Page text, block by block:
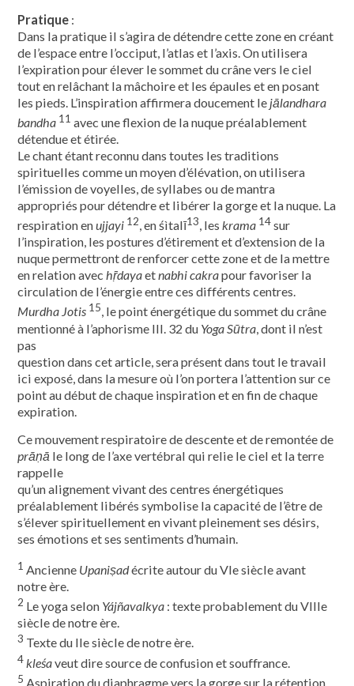
Pratique :
Dans la pratique il s’agira de détendre cette zone en créant
de l’espace entre l’occiput, l’atlas et l’axis. On utilisera
l’expiration pour élever le sommet du crâne vers le ciel
tout en relâchant la mâchoire et les épaules et en posant
les pieds. L’inspiration affirmera doucement le jālandhara
bandha 11 avec une flexion de la nuque préalablement
détendue et étirée.
Le chant étant reconnu dans toutes les traditions
spirituelles comme un moyen d’élévation, on utilisera
l’émission de voyelles, de syllabes ou de mantra
appropriés pour détendre et libérer la gorge et la nuque. La
respiration enujjayi 12, en śìtalī13, leskrama 14sur
l’inspiration, les postures d’étirement et d’extension de la
nuque permettront de renforcer cette zone et de la mettre
en relation avechṝdayaetnabhi cakrapour favoriser la
circulation de l’énergie entre ces différents centres.
Murdha Jotis 15, le point énergétique du sommet du crâne
mentionné à l’aphorisme III. 32 du Yoga Sūtra , dont il n’est
pas
question dans cet article, sera présent dans tout le travail
ici exposé, dans la mesure où l’on portera l’attention sur ce
point au début de chaque inspiration et en fin de chaque
expiration.
Ce mouvement respiratoire de descente et de remontée de
prāṇā le long de l’axe vertébral qui relie le ciel et la terre
rappelle
qu’un alignement vivant des centres énergétiques
préalablement libérés symbolise la capacité de l’être de
s’élever spirituellement en vivant pleinement ses désirs,
ses émotions et ses sentiments d’humain.
1 Ancienne Upaniṣadécrite autour du VIe siècle avant
notre ère.
2 Le yoga selon Yájñavalkya : texte probablement du VIIIe
siècle de notre ère.
3 Texte du IIe siècle de notre ère.
4 kleśaveut dire source de confusion et souffrance.
5 Aspiration du diaphragme vers la gorge sur la rétention